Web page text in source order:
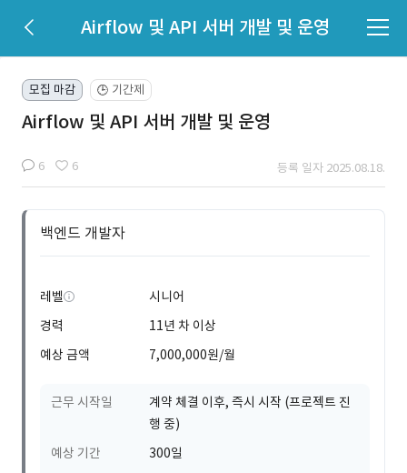
Airflow 및 API 서버 개발 및 운영
모집 마감 🕒 기간제
Airflow 및 API 서버 개발 및 운영
6 6 등록 일자 2025.08.18.
백엔드 개발자
레벨
시니어
경력
11년 차 이상
예상 금액
7,000,000원/월
근무 시작일
계약 체결 이후, 즉시 시작 (프로젝트 진
행 중)
예상 기간
300일